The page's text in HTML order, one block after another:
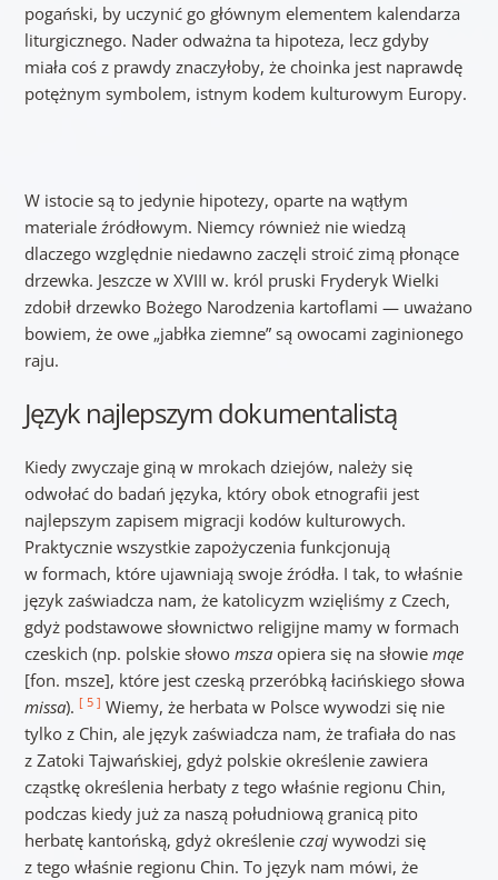
pogański, by uczynić go głównym elementem kalendarza
liturgicznego. Nader odważna ta hipoteza, lecz gdyby
miała coś z prawdy znaczyłoby, że choinka jest naprawdę
potężnym symbolem, istnym kodem kulturowym Europy.
W istocie są to jedynie hipotezy, oparte na wątłym
materiale źródłowym. Niemcy również nie wiedzą
dlaczego względnie niedawno zaczęli stroić zimą płonące
drzewka. Jeszcze w XVIII w. król pruski Fryderyk Wielki
zdobił drzewko Bożego Narodzenia kartoflami — uważano
bowiem, że owe „jabłka ziemne” są owocami zaginionego
raju.
Język najlepszym dokumentalistą
Kiedy zwyczaje giną w mrokach dziejów, należy się
odwołać do badań języka, który obok etnografii jest
najlepszym zapisem migracji kodów kulturowych.
Praktycznie wszystkie zapożyczenia funkcjonują
w formach, które ujawniają swoje źródła. I tak, to właśnie
język zaświadcza nam, że katolicyzm wzięliśmy z Czech,
gdyż podstawowe słownictwo religijne mamy w formach
czeskich (np. polskie słowo mszaopiera się na słowie mąe
[fon. msze], które jest czeską przeróbką łacińskiego słowa
missa). [ 5 ] Wiemy, że herbata w Polsce wywodzi się nie
tylko z Chin, ale język zaświadcza nam, że trafiała do nas
z Zatoki Tajwańskiej, gdyż polskie określenie zawiera
cząstkę określenia herbaty z tego właśnie regionu Chin,
podczas kiedy już za naszą południową granicą pito
herbatę kantońską, gdyż określenie czajwywodzi się
z tego właśnie regionu Chin. To język nam mówi, że